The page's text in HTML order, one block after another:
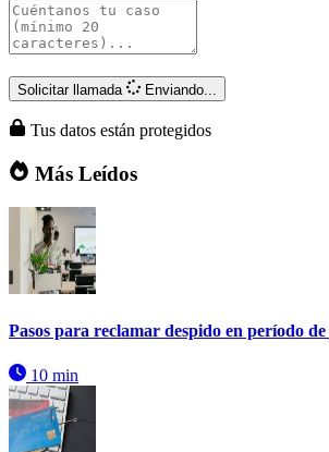
Solicitar llamada Enviando...
Tus datos están protegidos
Más Leídos
Pasos para reclamar despido en período
10 min